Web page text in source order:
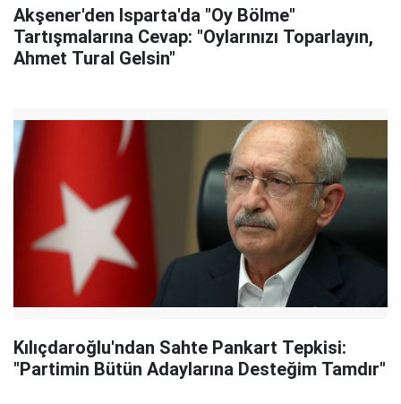
Akşener'den Isparta'da "Oy Bölme"
Tartışmalarına Cevap: "Oylarınızı Toparlayın,
Ahmet Tural Gelsin"
Kılıçdaroğlu'ndan Sahte Pankart Tepkisi:
"Partimin Bütün Adaylarına Desteğim Tamdır"